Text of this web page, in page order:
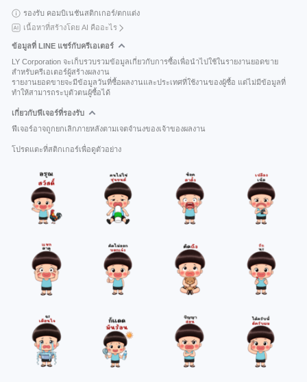
รองรับ คอมบิเนชันสติกเกอร์/ตกแต่ง
เนื้อหาที่สร้างโดย AI คืออะไร
ข้อมูลที่ LINE แชร์กับครีเอเตอร์
LY Corporation จะเก็บรวบรวมข้อมูลเกี่ยวกับการซื้อเพื่อนำไปใช้ในรายงานยอดขาย
สำหรับครีเอเตอร์ผู้สร้างผลงาน
รายงานยอดขายจะมีข้อมูลวันที่ซื้อผลงานและประเทศที่ใช้งานของผู้ซื้อ แต่ไม่มีข้อมูลที่
ทำให้สามารถระบุตัวตนผู้ซื้อได้
เกี่ยวกับฟีเจอร์ที่รองรับ
ฟีเจอร์อาจถูกยกเลิกภายหลังตามเจตจำนงของเจ้าของผลงาน
โปรดแตะที่สติกเกอร์เพื่อดูตัวอย่าง